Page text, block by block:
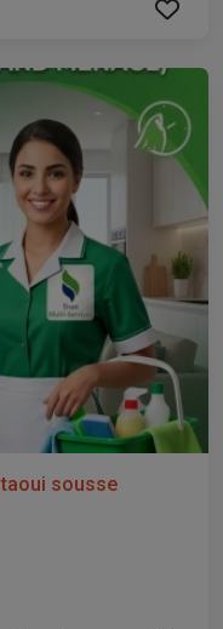
sousse